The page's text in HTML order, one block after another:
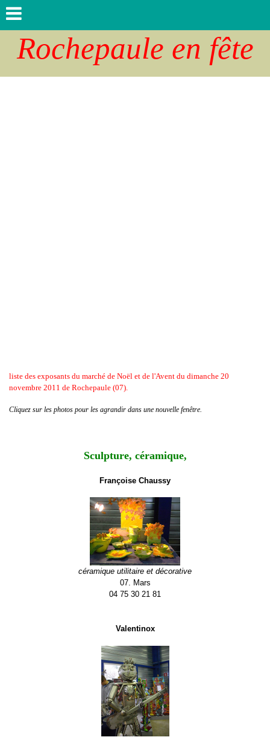
Rochepaule en fête
liste des exposants du marché de Noël et de l'Avent du dimanche 20
novembre 2011 de Rochepaule (07).
Cliquez sur les photos pour les agrandir dans une nouvelle fenêtre.
Sculpture, céramique,
Françoise Chaussy
céramique utilitaire et décorative
07. Mars
04 75 30 21 81
Valentinox